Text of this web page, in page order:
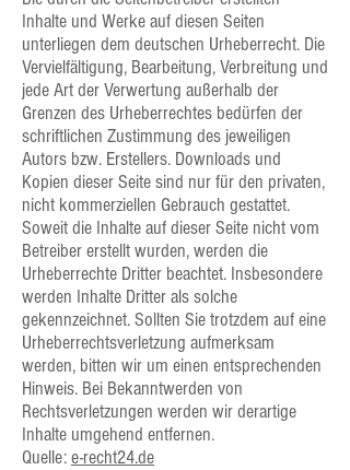
Inhalte und Werke auf diesen Seiten
unterliegen dem deutschen Urheberrecht. Die
Vervielfältigung, Bearbeitung, Verbreitung und
jede Art der Verwertung außerhalb der
Grenzen des Urheberrechtes bedürfen der
schriftlichen Zustimmung des jeweiligen
Autors bzw. Erstellers. Downloads und
Kopien dieser Seite sind nur für den privaten,
nicht kommerziellen Gebrauch gestattet.
Soweit die Inhalte auf dieser Seite nicht vom
Betreiber erstellt wurden, werden die
Urheberrechte Dritter beachtet. Insbesondere
werden Inhalte Dritter als solche
gekennzeichnet. Sollten Sie trotzdem auf eine
Urheberrechtsverletzung aufmerksam
werden, bitten wir um einen entsprechenden
Hinweis. Bei Bekanntwerden von
Rechtsverletzungen werden wir derartige
Inhalte umgehend entfernen.
Quelle:e-recht24.de